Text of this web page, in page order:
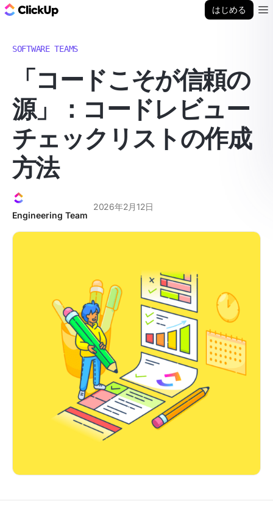
はじめる
SOFTWARE TEAMS
「コードこそが信頼の
源」：コードレビュー
チェックリストの作成
方法
Engineering Team
2026年2月12日